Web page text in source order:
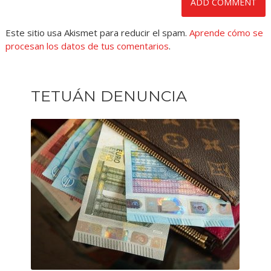
Este sitio usa Akismet para reducir el spam. Aprende cómo se
procesan los datos de tus comentarios.
TETUÁN DENUNCIA